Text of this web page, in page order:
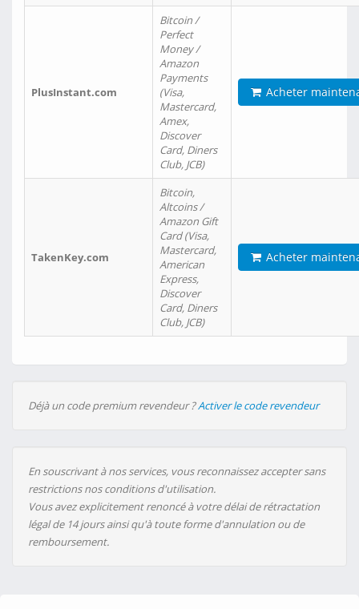
PlusInstant.com
Bitcoin /
Perfect
Money /
Amazon
Payments
(Visa,
Mastercard,
Amex,
Discover
Card, Diners
Club, JCB)
Acheter
TakenKey.com
Bitcoin,
Altcoins /
Amazon Gift
Card (Visa,
Mastercard,
American
Express,
Discover
Card, Diners
Club, JCB)
Acheter
Déjà un code premium revendeur ?Activer le code revendeur
En souscrivant à nos services, vous reconnaissez accepter sans
restrictions nos conditions d'utilisation.
Vous avez explicitement renoncé à votre délai de rétractation
légal de 14 jours ainsi qu'à toute forme d'annulation ou de
remboursement.